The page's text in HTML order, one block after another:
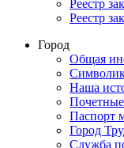
Реестр
Реестр
Город
Общая
Наша
Паспорт
Город
Служба